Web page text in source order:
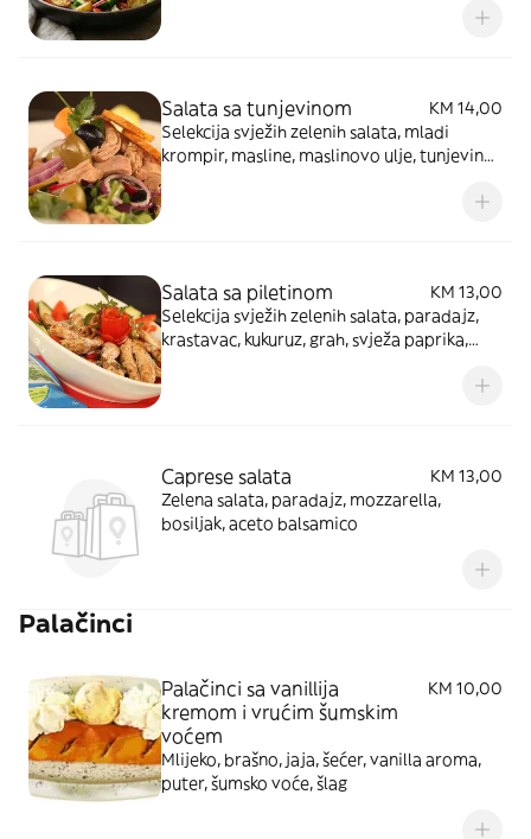
Salata sa tunjevinom
KM 14,00
Selekcija svježih zelenih salata, mladi
krompir, masline, maslinovo ulje, tunjevina,
Salata sa piletinom
KM 13,00
Selekcija svježih zelenih salata, paradajz,
krastavac, kukuruz, grah, svježa paprika,
Caprese salata
KM 13,00
Zelena salata, paradajz, mozzarella,
bosiljak, aceto balsamico
Palačinci
Palačinci sa vanillija
kremom i vrućim šumskim
voćem
KM 10,00
Mlijeko, brašno, jaja, šećer, vanilla aroma,
puter, šumsko voće, šlag